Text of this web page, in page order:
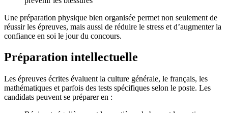
Une préparation physique bien organisée permet non seulement de
réussir les épreuves, mais aussi de réduire le stress et d’augmenter la
confiance en soi le jour du concours.
Préparation intellectuelle
Les épreuves écrites évaluent la culture générale, le français, les
mathématiques et parfois des tests spécifiques selon le poste. Les
candidats peuvent se préparer en :